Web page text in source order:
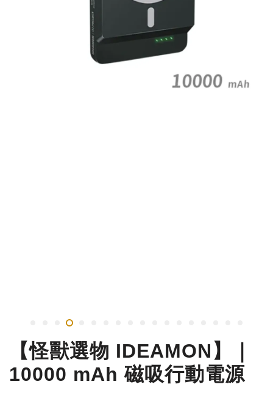
【怪獸選物 IDEAMON】｜
10000 mAh 磁吸行動電源